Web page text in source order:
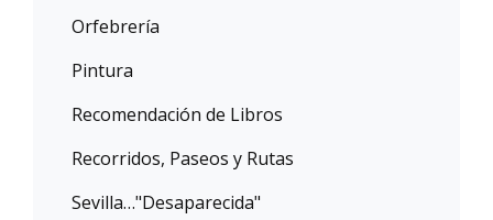
Orfebrería
Pintura
Recomendación de Libros
Recorridos, Paseos y Rutas
Sevilla…"Desaparecida"